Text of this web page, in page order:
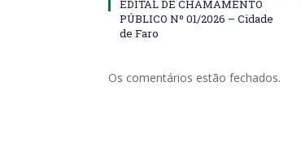
EDITAL DE CHAMAMENTO
PÚBLICO Nº 01/2026 – Cidade
de Faro
Os comentários estão fechados.